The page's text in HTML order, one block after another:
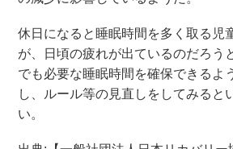
休日になると睡眠時間を多く取る児
が、日頃の疲れが出ているのだろう
でも必要な睡眠時間を確保できるよ
し、ルール等の見直しをしてみると
い。